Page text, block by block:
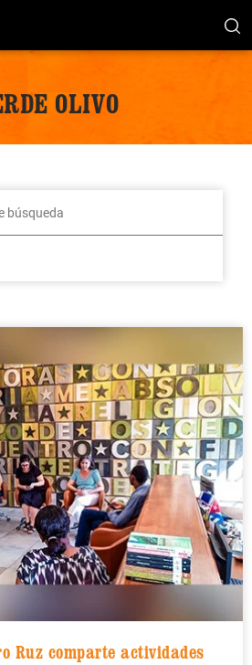
OLIVO
Ruz comparte actividades